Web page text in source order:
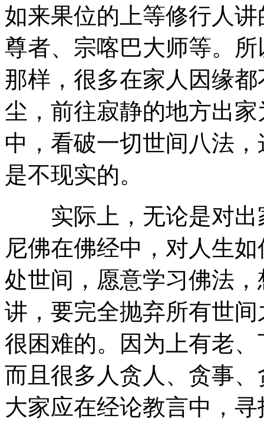
如来果位的上等修行人
尊者、宗喀巴大师等。
那样，很多在家人因缘
尘，前往寂静的地方出
中，看破一切世间八法
是不现实的。
实际上，无论是对出
尼佛在佛经中，对人生
处世间，愿意学习佛法
讲，要完全抛弃所有世
很困难的。因为上有老
而且很多人贪人、贪事
大家应在经论教言中，